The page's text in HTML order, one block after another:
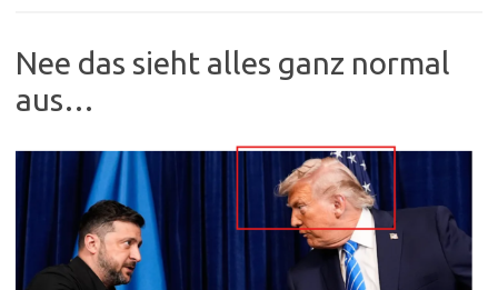
Nee das sieht alles ganz normal
aus…